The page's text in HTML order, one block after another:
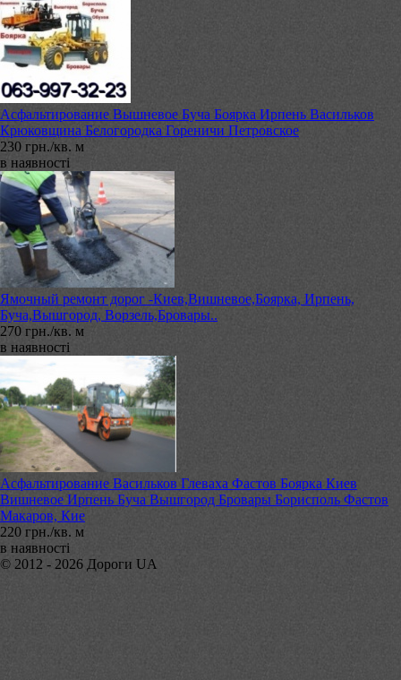
Асфальтирование Вышневое Буча Боярка Ирпень Васильков
Крюковщина Белогородка Гореничи Петровское
230 грн./кв. м
в наявності
Ямочный ремонт дорог -Киев,Вишневое,Боярка, Ирпень,
Буча,Вышгород, Ворзель,Бровары..
270 грн./кв. м
в наявності
Асфальтирование Васильков Глеваха Фастов Боярка Киев
Вишневое Ирпень Буча Вышгород Бровары Борисполь Фастов
Макаров, Кие
220 грн./кв. м
в наявності
© 2012 - 2026 Дороги UA